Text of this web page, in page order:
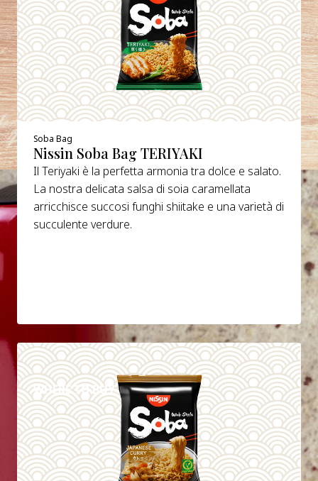
Soba Bag
Nissin Soba Bag TERIYAKI
Il Teriyaki è la perfetta armonia tra dolce e salato.
La nostra delicata salsa di soia caramellata
arricchisce succosi funghi shiitake e una varietà di
succulente verdure.
WHERE TO BUY
DETAILS